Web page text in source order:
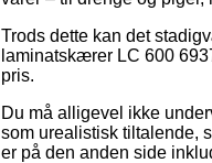
Trods dette kan det
laminatskærer LC 600
pris.
Du må alligevel ikke
som urealistisk tiltalende,
er på den anden side